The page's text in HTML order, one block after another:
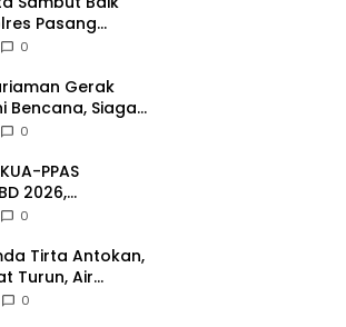
Pasang
Lalin
0
Gerak
Bencana, Siaga
0
PPAS
2026,
Naik 15
0
Tirta Antokan,
Turun, Air
Diolah
0